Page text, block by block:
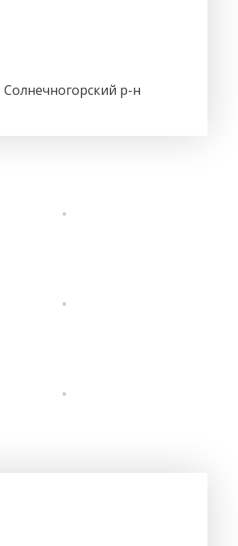
Солнечногорский р-н